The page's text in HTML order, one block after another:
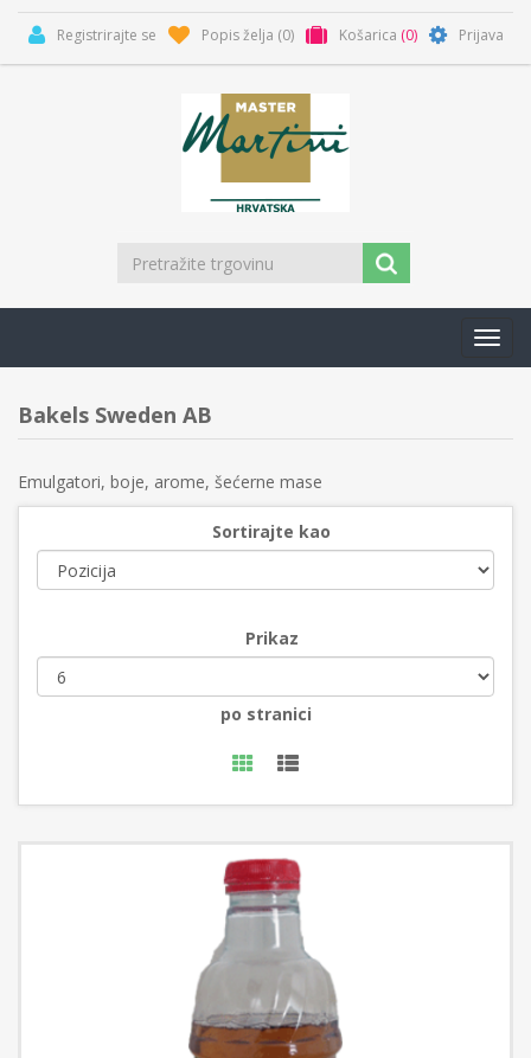
Registrirajte se Popis želja (0) Košarica (0) Prijava
Bakels Sweden AB
Emulgatori, boje, arome, šećerne mase
Sortirajte kao
Prikaz
po stranici